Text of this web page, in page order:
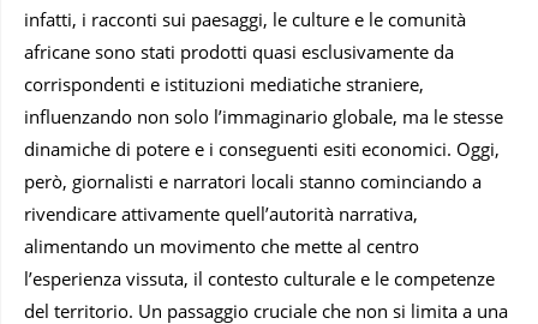
infatti, i racconti sui paesaggi, le culture e le comunità
africane sono stati prodotti quasi esclusivamente da
corrispondenti e istituzioni mediatiche straniere,
influenzando non solo l’immaginario globale, ma le stesse
dinamiche di potere e i conseguenti esiti economici. Oggi,
però, giornalisti e narratori locali stanno cominciando a
rivendicare attivamente quell’autorità narrativa,
alimentando un movimento che mette al centro
l’esperienza vissuta, il contesto culturale e le competenze
del territorio. Un passaggio cruciale che non si limita a una